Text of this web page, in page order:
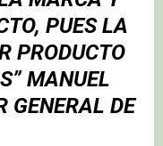
PUES LA
PRODUCTO
MANUEL
GENERAL DE